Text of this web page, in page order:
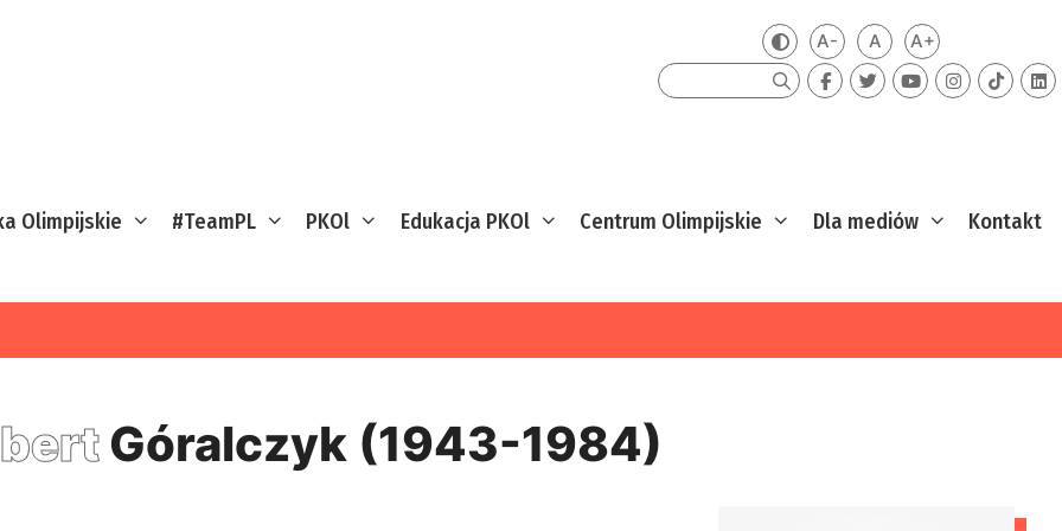
Zmień kontrast
A-Mniejsza czcionka
ADomyślna czcionka
A+Większa
Szukaj
Olimpijskie #TeamPL PKOl Edukacja PKOl Centrum Olimpijskie Dla mediów Kontakt
Góralczyk (1943-1984)